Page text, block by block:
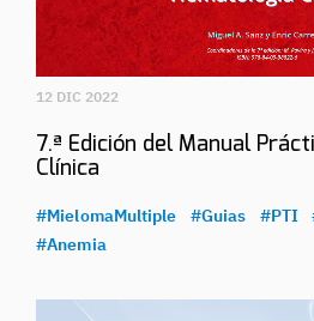
12 DIC 2022
7.ª Edición del Manual
Clínica
#MielomaMultiple #Guias #PTI
#Anemia